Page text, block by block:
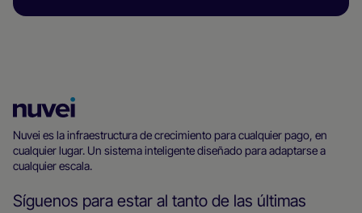
principal
de
Nuvei
Nuvei es la infraestructura de crecimiento para cualquier pago, en
cualquier lugar. Un sistema inteligente diseñado para adaptarse a
cualquier escala.
Síguenos para estar al tanto de las últimas